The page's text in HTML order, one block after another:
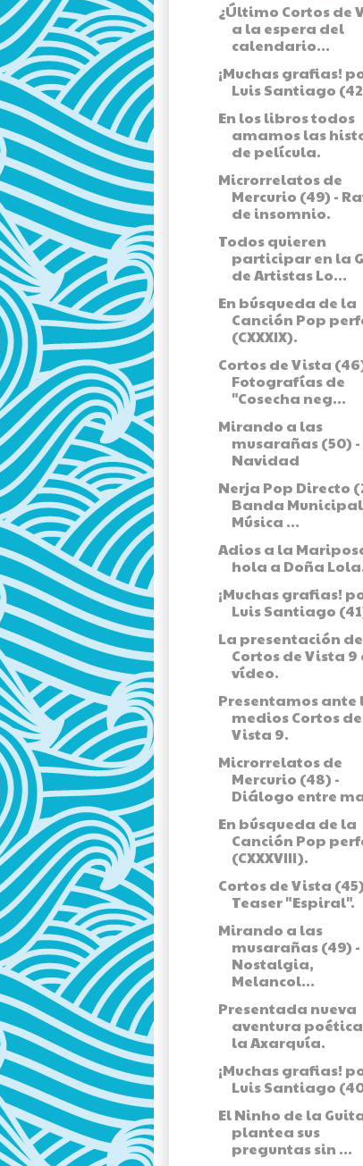
¿Último Cortos de
a la espera del
calendario...
¡Muchas grafias!
Luis Santiago
En los libros todos
amamos las
de película.
Microrrelatos de
Mercurio (49) -
de insomnio.
Todos quieren
participar en la
de Artistas Lo...
En búsqueda de la
Canción Pop
(CXXXIX).
Cortos de Vista
Fotografías de
"Cosecha neg...
Mirando a las
musarañas (50) -
Navidad
Nerja Pop Directo
Banda
Música ...
Adios a la
hola a Doña
¡Muchas grafias!
Luis Santiago
La presentación de
Cortos de Vista 9
vídeo.
Presentamos ante
medios Cortos de
Vista 9.
Microrrelatos de
Mercurio (48) -
Diálogo entre
En búsqueda de la
Canción Pop
(CXXXVIII).
Cortos de Vista
Teaser "Espiral".
Mirando a las
musarañas (49) -
Nostalgia,
Melancol...
Presentada nueva
aventura
la Axarquía.
¡Muchas grafias!
Luis Santiago
El Ninho de la
plantea sus
preguntas sin ...